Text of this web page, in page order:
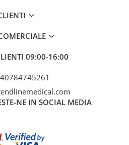
09:00-16:00
NE IN SOCIAL MEDIA